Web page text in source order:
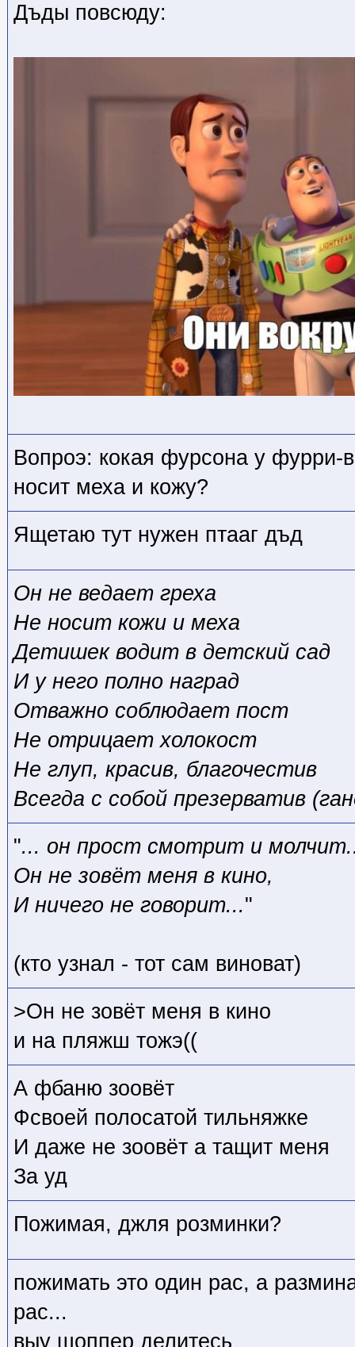
Дъды повсюду:
Вопроэ: кокая фурсона у фурри-
носит меха и кожу?
Ящетаю тут нужен птааг дъд
Он не ведает греха
Не носит кожи и меха
Детишек водит в детский сад
И у него полно наград
Отважно соблюдает пост
Не отрицает холокост
Не глуп, красив, благочестив
Всегда с собой презерватив
"... он прост смотрит и
Он не зовёт меня в кино,
И ничего не говорит..."
(кто узнал - тот сам виноват)
>Он не зовёт меня в кино
и на пляжш тожэ((
А фбаню зоовёт
Фсвоей полосатой тильняжке
И даже не зоовёт а тащит меня
За уд
Пожимая, джля розминки?
пожимать это один рас, а
рас...
выу шоппер делитесь